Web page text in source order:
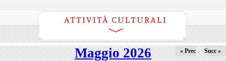
ATTIVITÀ CULTURALI
Maggio 2026 « Prec Succ »